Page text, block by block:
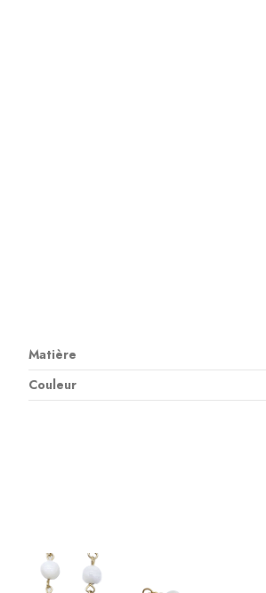
Matière
Couleur